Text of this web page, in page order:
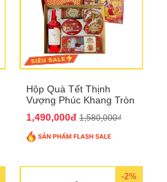
Hộp Quà Tết Thịnh
Vượng Phúc Khang Tròn
1,490,000đ 1,580,000₫
-2%